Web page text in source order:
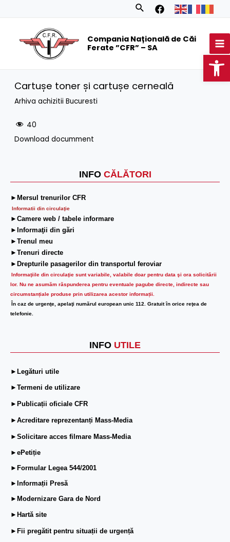
Search
Compania Națională de Căi
Ferate ”CFR” – SA
INFO CĂLĂTORI
►Mersul trenurilor CFR
Informatii din circulaţie
►Camere web / tabele informare
►Informaţii din gări
►Trenul meu
►Trenuri directe
►Drepturile pasagerilor din transportul feroviar
Informaţiile din circulaţie sunt variabile, valabile doar pentru data şi ora solicitării
lor. Nu ne asumăm răspunderea pentru eventuale pagube directe, indirecte sau
circumstanțiale produse prin utilizarea acestor informații.
În caz de urgenţe, apelaţi numărul european unic 112. Gratuit în orice reţea de
telefonie.
INFO UTILE
►Legături utile
►Termeni de utilizare
►Publicații oficiale CFR
►Acreditare reprezentanți Mass-Media
►Solicitare acces filmare Mass-Media
►ePetiție
►Formular Legea 544/2001
►Informații Presă
►Modernizare Gara de Nord
►Hartă site
►Fii pregătit pentru situații de urgență
Cartușe toner și cartușe cerneală
Arhiva achizitii Bucuresti
40
Download documment